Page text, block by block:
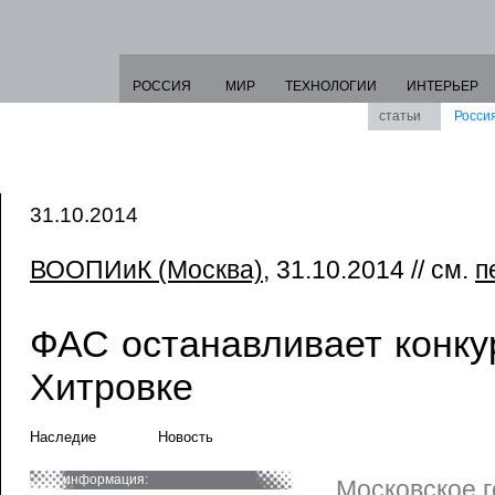
РОССИЯ МИР ТЕХНОЛОГИИ
ИНТЕРЬЕР
статьи
31.10.2014
ВООПИиК (Москва), 31.10.2014 // см.
ФАС останавливает
Хитровке
Наследие Новость
информация: